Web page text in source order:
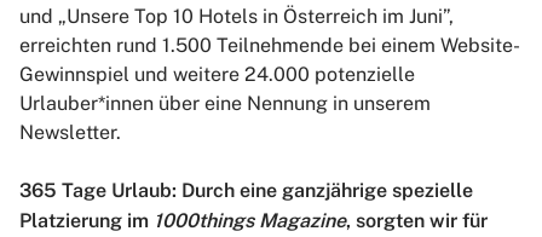
und „Unsere Top 10 Hotels in Österreich im Juni”,
erreichten rund 1.500 Teilnehmende bei einem Website-
Gewinnspiel und weitere 24.000 potenzielle
Urlauber*innen über eine Nennung in unserem
Newsletter.
365 Tage Urlaub: Durch eine ganzjährige spezielle
Platzierung im 1000things Magazine, sorgten wir für